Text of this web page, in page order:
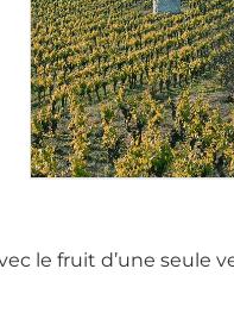
le fruit d’une seule